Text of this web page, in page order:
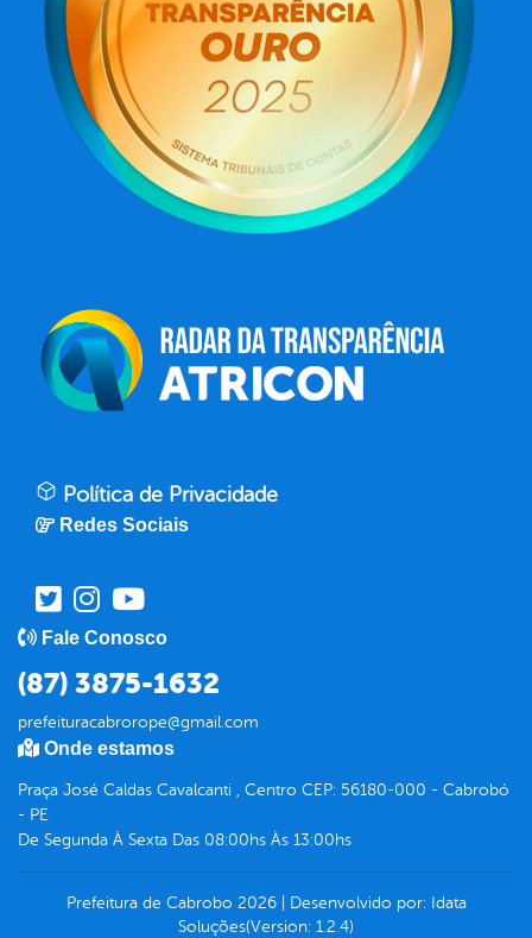
Política de Privacidade
Redes Sociais
Fale Conosco
(87) 3875-1632
prefeituracabrorope@gmail.com
Onde estamos
Praça José Caldas Cavalcanti , Centro CEP: 56180-000 - Cabrobó
- PE
De Segunda À Sexta Das 08:00hs Às 13:00hs
Prefeitura de Cabrobo 2026| Desenvolvido por: Idata
Soluções(Version: 1.2.4)